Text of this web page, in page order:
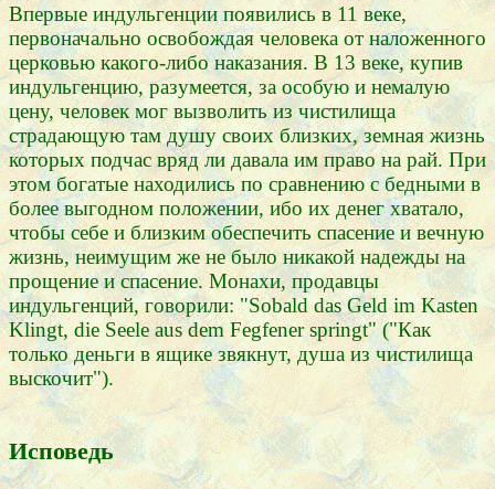
Впервые индульгенции появились в 11 веке,
первоначально освобождая человека от наложенного
церковью какого-либо наказания. В 13 веке, купив
индульгенцию, разумеется, за особую и немалую
цену, человек мог вызволить из чистилища
страдающую там душу своих близких, земная жизнь
которых подчас вряд ли давала им право на рай. При
этом богатые находились по сравнению с бедными в
более выгодном положении, ибо их денег хватало,
чтобы себе и близким обеспечить спасение и вечную
жизнь, неимущим же не было никакой надежды на
прощение и спасение. Монахи, продавцы
индульгенций, говорили: "Sobald das Geld im Kasten
Klingt, die Seele aus dem Fegfener springt" ("Как
только деньги в ящике звякнут, душа из чистилища
выскочит").
Исповедь